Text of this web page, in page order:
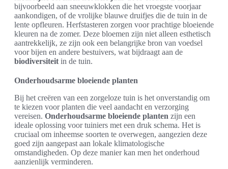
bijvoorbeeld aan sneeuwklokken die het vroegste voorjaar
aankondigen, of de vrolijke blauwe druifjes die de tuin in de
lente opfleuren. Herfstasteren zorgen voor prachtige bloeiende
kleuren na de zomer. Deze bloemen zijn niet alleen esthetisch
aantrekkelijk, ze zijn ook een belangrijke bron van voedsel
voor bijen en andere bestuivers, wat bijdraagt aan de
biodiversiteit in de tuin.
Onderhoudsarme bloeiende planten
Bij het creëren van een zorgeloze tuin is het onverstandig om
te kiezen voor planten die veel aandacht en verzorging
vereisen. Onderhoudsarme bloeiende planten zijn een
ideale oplossing voor tuiniers met een druk schema. Het is
cruciaal om inheemse soorten te overwegen, aangezien deze
goed zijn aangepast aan lokale klimatologische
omstandigheden. Op deze manier kan men het onderhoud
aanzienlijk verminderen.